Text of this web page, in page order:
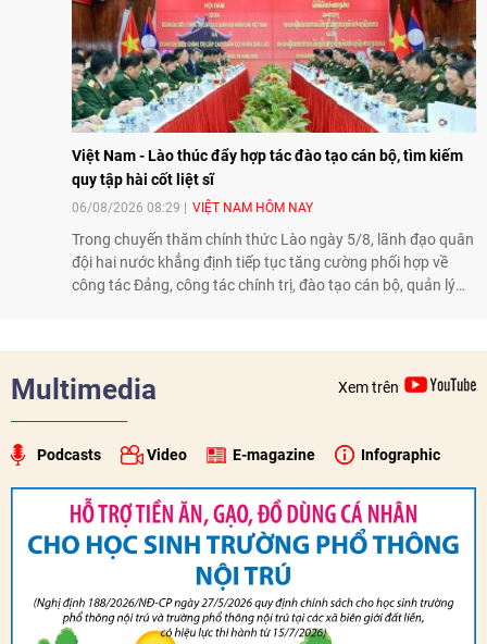
Việt Nam - Lào thúc đẩy hợp tác đào tạo cán bộ, tìm kiếm
quy tập hài cốt liệt sĩ
06/08/2026 08:29 VIỆT NAM HÔM NAY
Trong chuyến thăm chính thức Lào ngày 5/8, lãnh đạo quân
đội hai nước khẳng định tiếp tục tăng cường phối hợp về
công tác Đảng, công tác chính trị, đào tạo cán bộ, quản lý
Multimedia Xem trên
Podcasts Video E-magazine Infographic